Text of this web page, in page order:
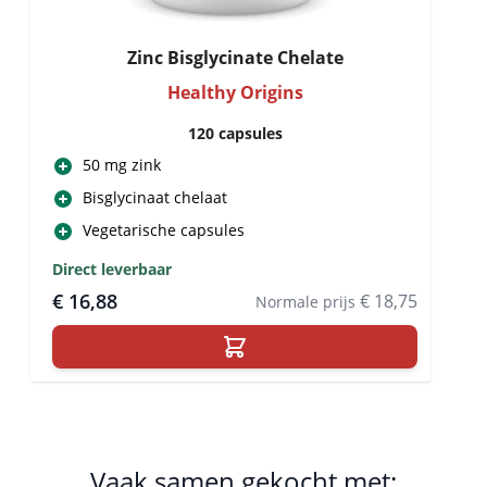
Zinc Bisglycinate Chelate
Healthy Origins
120 capsules
50 mg zink
Bisglycinaat chelaat
Vegetarische capsules
Direct leverbaar
€ 16,88 Normale prijs € 18,75